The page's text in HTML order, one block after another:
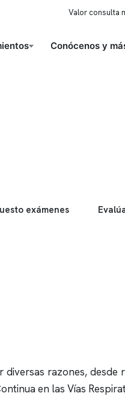
Valor consulta
Conócenos y
exámenes
razones,
en las Vías